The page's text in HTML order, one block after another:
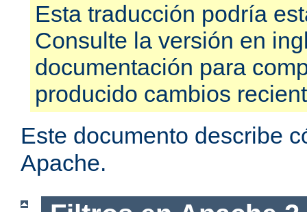
Esta traducción podría
Consulte la versión en
documentación para
producido cambios
Este documento describe
Apache.